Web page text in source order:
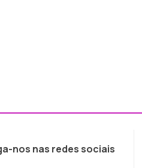
nos nas redes sociais